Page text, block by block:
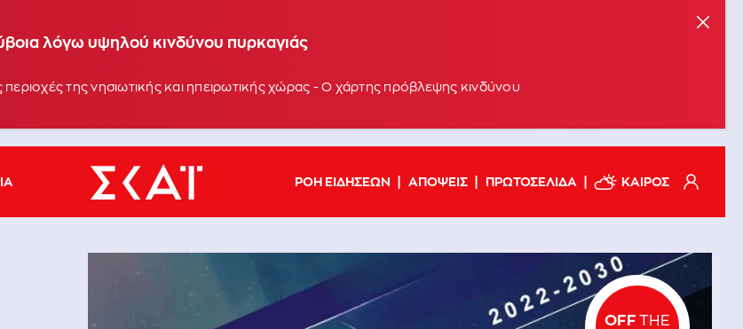
λόγω υψηλού κινδύνου πυρκαγιάς
της νησιωτικής και ηπειρωτικής χώρας - Ο χάρτης πρόβλεψης κινδύνου
ΡΟΗ ΕΙΔΗΣΕΩΝ ΑΠΟΨΕΙΣ ΠΡΩΤΟΣΕΛΙΔΑ ΚΑΙΡΟΣ
OFFTHE